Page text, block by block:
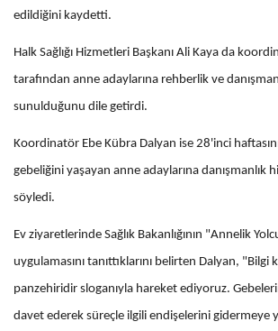
edildiğini kaydetti.
Halk Sağlığı Hizmetleri Başkanı Ali Kaya da
tarafından anne adaylarına rehberlik ve
sunulduğunu dile getirdi.
Koordinatör Ebe Kübra Dalyan ise 28'inci
gebeliğini yaşayan anne adaylarına danışmanlık
söyledi.
Ev ziyaretlerinde Sağlık Bakanlığının "Annelik
uygulamasını tanıttıklarını belirten Dalyan, "Bilgi
panzehiridir sloganıyla hareket ediyoruz.
davet ederek süreçle ilgili endişelerini gidermeye